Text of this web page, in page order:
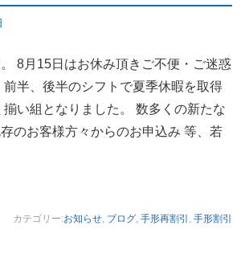
8月15日はお休み頂きご不便・ご迷惑
前半、後半のシフトで夏季休暇を取得
揃い組となりました。 数多くの新たな
のお客様方々からのお申込み 等、若
カテゴリー:お知らせ, ブログ, 手形再割引 , 手形割引